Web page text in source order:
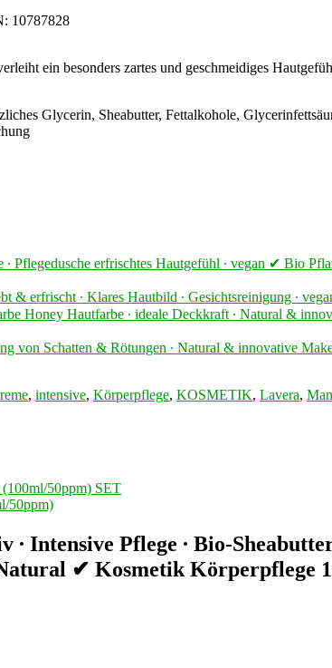
10787828
ein besonders zartes und geschmeidiges
Glycerin, Sheabutter, Fettalkohole,
Pflegedusche erfrischtes Hautgefühl ∙ vegan ✔ Bio
& erfrischt ∙ Klares Hautbild ∙ Gesichtsreinigung
Honey Hautfarbe ∙ ideale Deckkraft ∙ Natural &
von Schatten & Rötungen ∙ Natural & innovative
, intensive, Körperpflege, KOSMETIK, Lavera,
50ppm) SET
50ppm)
∙ Intensive Pflege ∙ Bio-
✔ Kosmetik Körperpflege